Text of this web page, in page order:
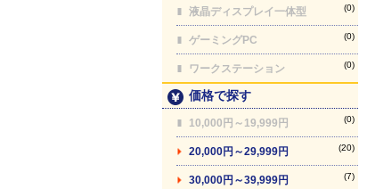
液晶ディスプレイ一体型 (0)
ゲーミングPC (0)
ワークステーション (0)
価格で探す
10,000円～19,999円 (0)
20,000円～29,999円 (20)
30,000円～39,999円 (7)